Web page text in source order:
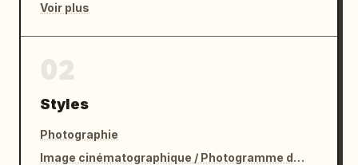
Voir plus
Styles
Photographie
Image cinématographique / Photogramme de film